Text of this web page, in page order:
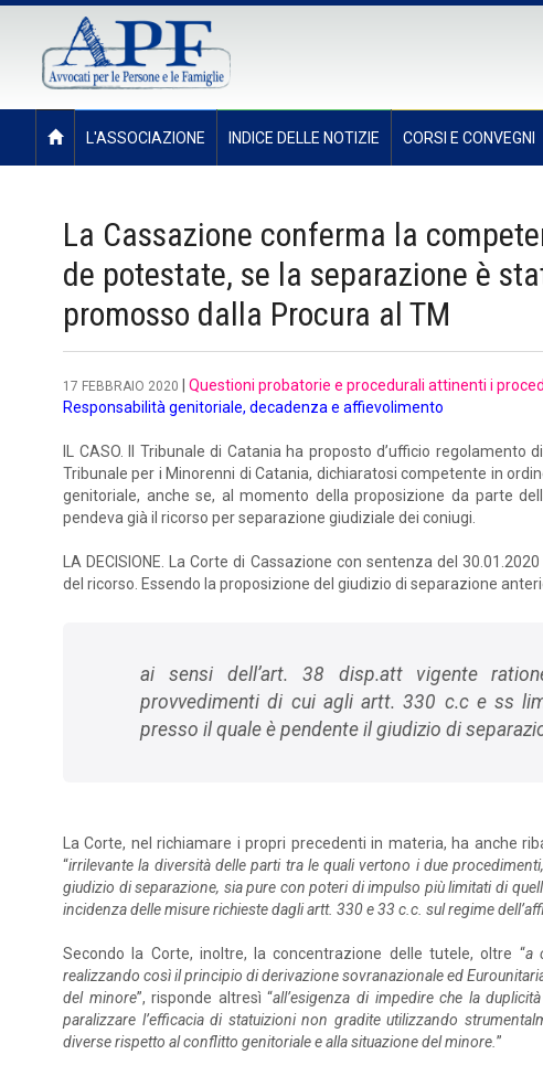
L'ASSOCIAZIONE INDICE DELLE NOTIZIE CORSI E CONVEGNI
La Cassazione conferma la
de potestate, se la separazione è
promosso dalla Procura al TM
17 FEBBRAIO 2020 Questioni probatorie e procedurali attinenti i
Responsabilità genitoriale, decadenza e affievolimento
IL CASO. Il Tribunale di Catania ha proposto d’ufficio
Tribunale per i Minorenni di Catania, dichiaratosi competente in
genitoriale, anche se, al momento della proposizione da parte
pendeva già il ricorso per separazione giudiziale dei coniugi.
LA DECISIONE. La Corte di Cassazione con sentenza del
del ricorso. Essendo la proposizione del giudizio di separazione
ai sensi dell’art. 38 disp.att vigente
provvedimenti di cui agli artt. 330 c.c e ss
presso il quale è pendente il giudizio di
La Corte, nel richiamare i propri precedenti in materia, ha anche
“irrilevante la diversità delle parti tra le quali vertono i due
giudizio di separazione, sia pure con poteri di impulso più limitati di
incidenza delle misure richieste dagli artt. 330 e 33 c.c. sul regime
Secondo la Corte, inoltre, la concentrazione delle tutele, oltre “a
realizzando così il principio di derivazione sovranazionale ed
del minore”, risponde altresì “all’esigenza di impedire che la
paralizzare l’efficacia di statuizioni non gradite utilizzando
diverse rispetto al conflitto genitoriale e alla situazione del minore. ”